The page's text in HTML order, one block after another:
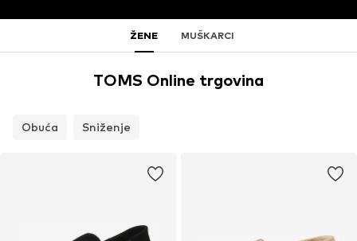
ŽENE MUŠKARCI
TOMS Online trgovina
Obuća Sniženje